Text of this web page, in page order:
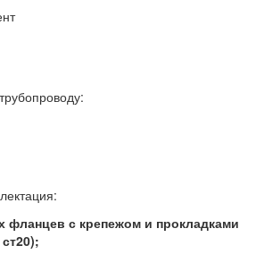
фланцев с крепежом и прокладками